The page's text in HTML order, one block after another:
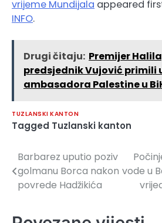
vrijeme Mundijala appeared
INFO.
Drugi čitaju: Premijer
predsjednik Vujović primili
ambasadora Palestine u
TUZLANSKI KANTON
Tagged Tuzlanski kanton
Navigacija
članaka
Barbarez uputio poziv
golmanu Borca nakon
povrede Hadžikića
vode u